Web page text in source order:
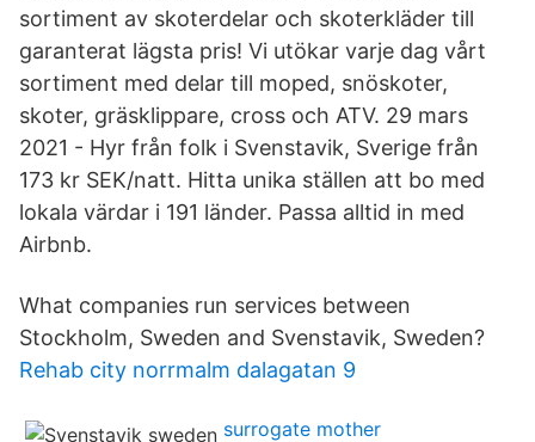
sortiment av skoterdelar och skoterkläder till
garanterat lägsta pris! Vi utökar varje dag vårt
sortiment med delar till moped, snöskoter,
skoter, gräsklippare, cross och ATV. 29 mars
2021 - Hyr från folk i Svenstavik, Sverige från
173 kr SEK/natt. Hitta unika ställen att bo med
lokala värdar i 191 länder. Passa alltid in med
Airbnb.
What companies run services between
Stockholm, Sweden and Svenstavik, Sweden?
Rehab city norrmalm dalagatan 9
surrogate mother